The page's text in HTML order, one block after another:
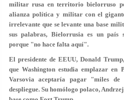
militar rusa en territorio bielorruso
alianza política y militar con el
irrelevante que se levante una base
sus palabras, Bielorrusia es un país
porque "no hace falta aquí".
El presidente de EEUU, Donald
que Washington estudia emplazar
Varsovia aceptaría pagar "miles
despliegue. Su homólogo polaco,